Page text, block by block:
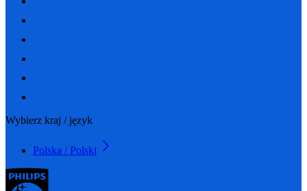
Wybierz kraj / język
Polska / Polski